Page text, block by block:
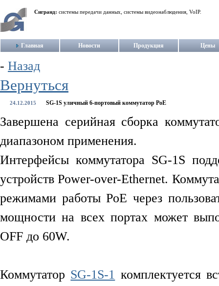
Сигранд: системы передачи данных, системы видеонаблюдения, VoIP.
Главная Новости Продукция Цены
- Назад
Вернуться
24.12.2015 SG-1S уличный 6-портовый коммутатор PoE
Завершена серийная сборка
диапазоном применения.
Интерфейсы коммутатора SG-1S
устройств Power-over-Ethernet.
режимами работы PoE через
мощности на всех портах может
OFF до 60W.
Коммутатор SG-1S-1 комплектуется